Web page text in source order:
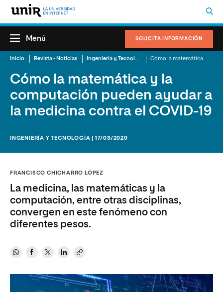
SOLICITA INFORMACIÓN
Menú
Inicio Revista - Noticias Ingeniería y Tecnología
Cómo la matemática y la
computación pueden ayudar a
la medicina contra el COVID-19
INGENIERÍA Y TECNOLOGÍA | 17/03/2020
FRANCISCO CHICHARRO LÓPEZ
La medicina, las matemáticas y la
computación, entre otras disciplinas,
convergen en este fenómeno con
diferentes pesos.